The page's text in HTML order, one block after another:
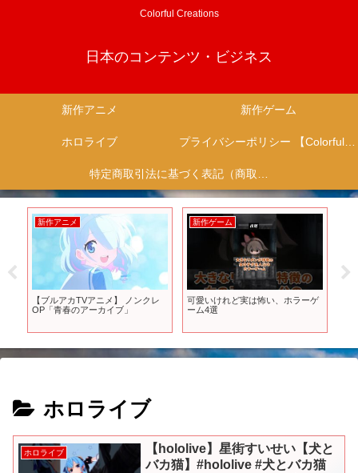
Colorful Creations
日本のコンテンツ・ビジネス
新作アニメ 新作ゲーム
ホロライブ プライバシーポリシー 【Colorful Creation】
特定商取引法に基づく表記（商取引に関する開示）
新作アニメ
【ブルアカTVアニメ】 ノンクレ
OP「青春のアーカイブ」
新作ゲーム
可愛いけれど実は怖い、ホラーゲ
ーム4選
ホロライブ
ホロライブ
【hololive】星街すいせい【犬と
バカ猫】#hololive #犬とバカ猫